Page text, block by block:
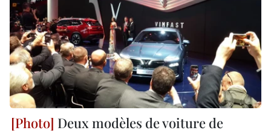
Deux modèles de voiture de